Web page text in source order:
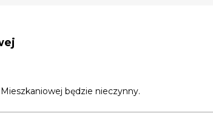
będzie nieczynny.